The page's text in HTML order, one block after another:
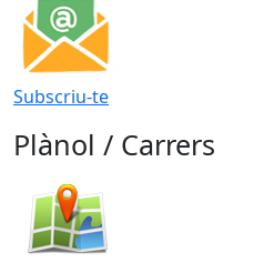
Subscriu-te
Plànol / Carrers